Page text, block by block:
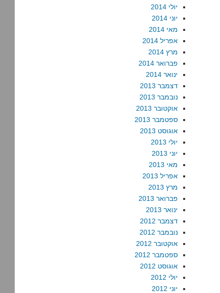
יולי 2014
יוני 2014
מאי 2014
אפריל 2014
מרץ 2014
פברואר 2014
ינואר 2014
דצמבר 2013
נובמבר 2013
אוקטובר 2013
ספטמבר 2013
אוגוסט 2013
יולי 2013
יוני 2013
מאי 2013
אפריל 2013
מרץ 2013
פברואר 2013
ינואר 2013
דצמבר 2012
נובמבר 2012
אוקטובר 2012
ספטמבר 2012
אוגוסט 2012
יולי 2012
יוני 2012